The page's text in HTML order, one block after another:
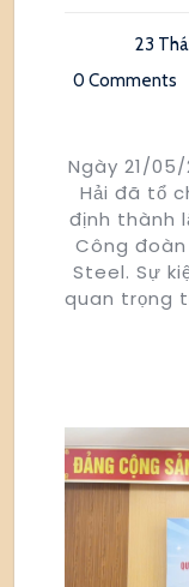
23
0 Comments
Ngày 21/
Hải đã tổ
định thành
Công đoàn
Steel. Sự
quan trọng